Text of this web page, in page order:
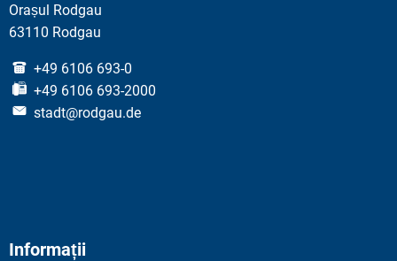
Orașul Rodgau
63110 Rodgau
+49 6106 693-0
+49 6106 693-2000
stadt@rodgau.de
Informații